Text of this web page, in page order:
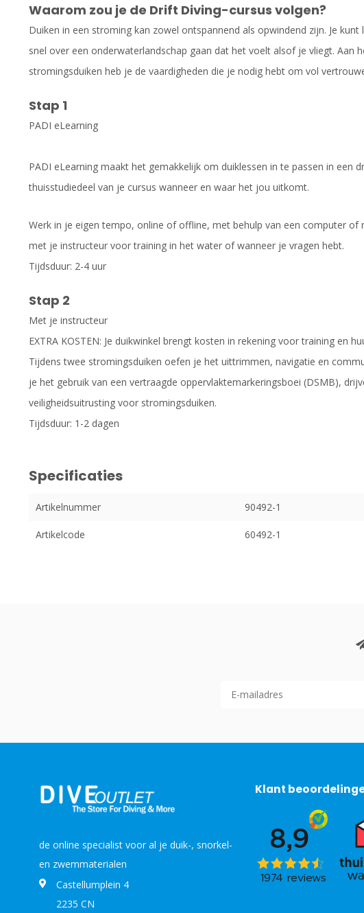
Waarom zou je de Drift Diving-cursus volgen?
Duiken in een stroming kan zowel ontspannend als opwindend zijn. Je
snel over een onderwaterlandschap gaan dat het voelt alsof je vliegt. Aan
stromingsduiken heb je de vaardigheden die je nodig hebt om vol
Stap 1
PADI eLearning
PADI eLearning maakt het gemakkelijk om duiklessen in te passen in een
thuisstudiedeel van je cursus wanneer en waar het jou uitkomt.
Werk in je eigen tempo, online of offline, met behulp van een computer of
met je instructeur voor training in het water of wanneer je vragen hebt.
Tijdsduur: 2-4 uur
Stap 2
Met je instructeur
EXTRA KOSTEN: Je duikwinkel brengt kosten in rekening voor training en
Tijdens twee stromingsduiken oefen je het uittrimmen, navigatie en
je het gebruik van een vertraagde oppervlaktemarkeringsboei (DSMB),
veiligheidsuitrusting voor stromingsduiken.
Tijdsduur: 1-2 dagen
Specificaties
Artikelnummer 90492-1
Artikelcode 60492-1
de online specialist voor al je duik-, snorkel-
en zwemmaterialen
Castellumplein 4
2235 CN
Klant